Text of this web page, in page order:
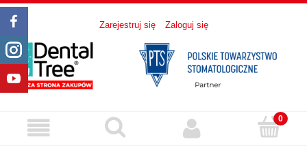
Zarejestruj się Zaloguj się